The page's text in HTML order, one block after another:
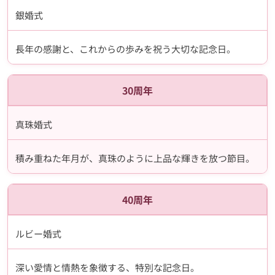
銀婚式
長年の感謝と、これからの歩みを祝う大切な記念日。
30周年
真珠婚式
積み重ねた年月が、真珠のように上品な輝きを放つ節目。
40周年
ルビー婚式
深い愛情と情熱を象徴する、特別な記念日。